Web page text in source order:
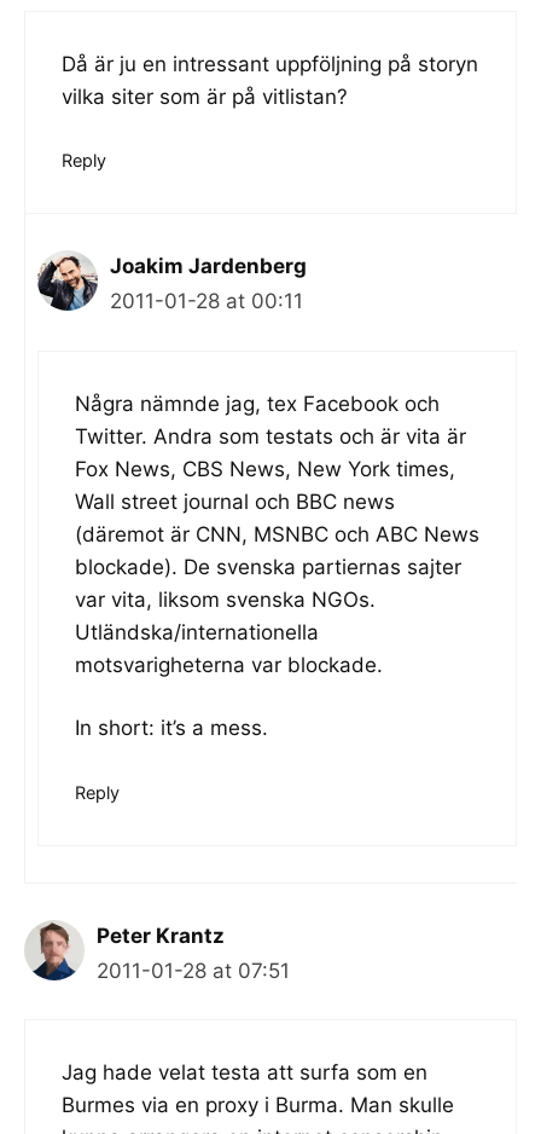
Då är ju en intressant uppföljning på storyn
vilka siter som är på vitlistan?
Reply
Joakim Jardenberg
2011-01-28 at 00:11
Några nämnde jag, tex Facebook och
Twitter. Andra som testats och är vita är
Fox News, CBS News, New York times,
Wall street journal och BBC news
(däremot är CNN, MSNBC och ABC News
blockade). De svenska partiernas sajter
var vita, liksom svenska NGOs.
Utländska/internationella
motsvarigheterna var blockade.
In short: it’s a mess.
Reply
Peter Krantz
2011-01-28 at 07:51
Jag hade velat testa att surfa som en
Burmes via en proxy i Burma. Man skulle